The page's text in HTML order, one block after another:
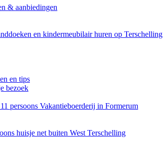
& aanbiedingen
en kindermeubilair huren op Terschelling
en tips
bezoek
persoons Vakantieboerderij in Formerum
huisje net buiten West Terschelling